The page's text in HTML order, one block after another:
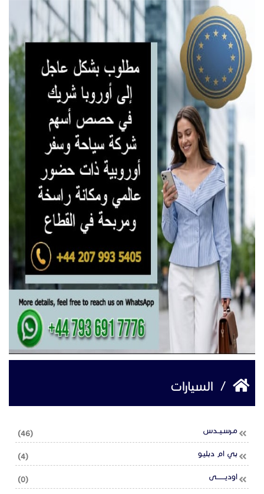
/ السيارات
(46) مـرسـيــدس
(4) بي ام دبليـو
(0) اوديـــــــى